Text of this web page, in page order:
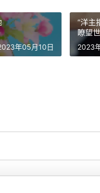
年05月10日
“洋主
瞭望
2023